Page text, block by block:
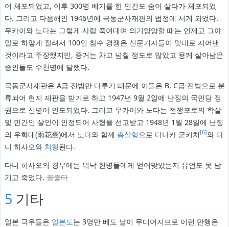
어 체포되었고, 이후 300명 베기를 한 인간도 숨어 살다가 체포되었
다. 그리고 다음해인 1946년에 극동군사재판의 법정에 서게 되었다.
무카이와 노다는 그렇게 사람 죽여대며 의기양양할 때는 언제고 그야
말로 하얗게 질려서 100인 참수 경쟁은 신문기자들이 멋대로 지어낸
것이라고 주장했지만, 증거는 차고 넘칠 정도로 많았고 용케 살아남은
증인들도 수천명에 달했다.
극동군사재판은 A급 전범만 다루기 때문에 이들은 B, C급 전범으로 분
류되어 현지 재판을 받기로 하고 1947년 9월 2일에 난징의 국민당 정
권으로 신병이 인도되었다. 그리고 무카이와 노다는 전쟁포로의 학살
및 민간인 살인이 인정되어 사형을 선고받고 1948년 1월 28일에 난징
의 우화대(雨花臺)에서 노다와 함께 총살형 으로 다나카 군키치[6]와 다
니 히사오와 처형된다.
다니 히사오의 경우에는 워낙 헌병들에게 얻어맞았는지 유언도 못 남
기고 죽었다.꼴좋다
5 기타
일본 극우들은 일본도는 3명만 베도 날이 무디어지므로 이런 만행은